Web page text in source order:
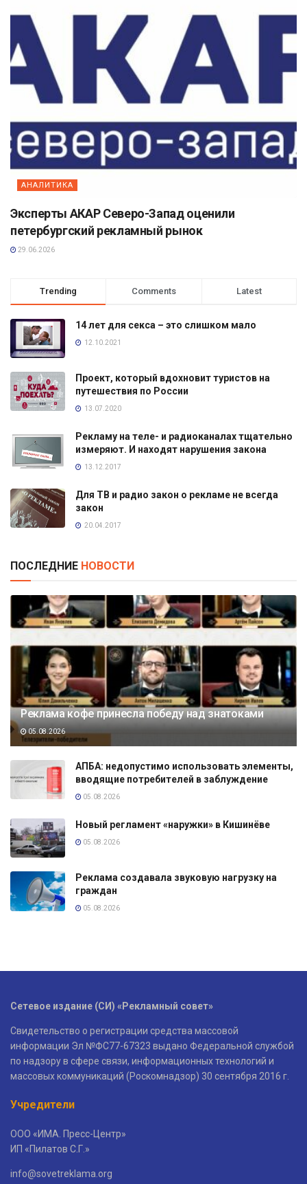
АНАЛИТИКА
Эксперты АКАР Северо-Запад оценили
петербургский рекламный рынок
29.06.2026
Trending Comments Latest
14 лет для секса – это слишком мало
12.10.2021
Проект, который вдохновит туристов на
путешествия по России
13.07.2020
Рекламу на теле- и радиоканалах тщательно
измеряют. И находят нарушения закона
13.12.2017
Для ТВ и радио закон о рекламе не всегда
закон
20.04.2017
ПОСЛЕДНИЕ НОВОСТИ
Реклама кофе принесла победу над знатоками
05.08.2026
АПБА: недопустимо использовать элементы,
вводящие потребителей в заблуждение
05.08.2026
Новый регламент «наружки» в Кишинёве
05.08.2026
Реклама создавала звуковую нагрузку на
граждан
05.08.2026
Сетевое издание (СИ) «Рекламный совет»
Свидетельство о регистрации средства массовой
информации Эл №ФС77-67323 выдано Федеральной службой
по надзору в сфере связи, информационных технологий и
массовых коммуникаций (Роскомнадзор) 30 сентября 2016 г.
Учредители
ООО «ИМА. Пресс-Центр»
ИП «Пилатов С.Г.»
info@sovetreklama.org